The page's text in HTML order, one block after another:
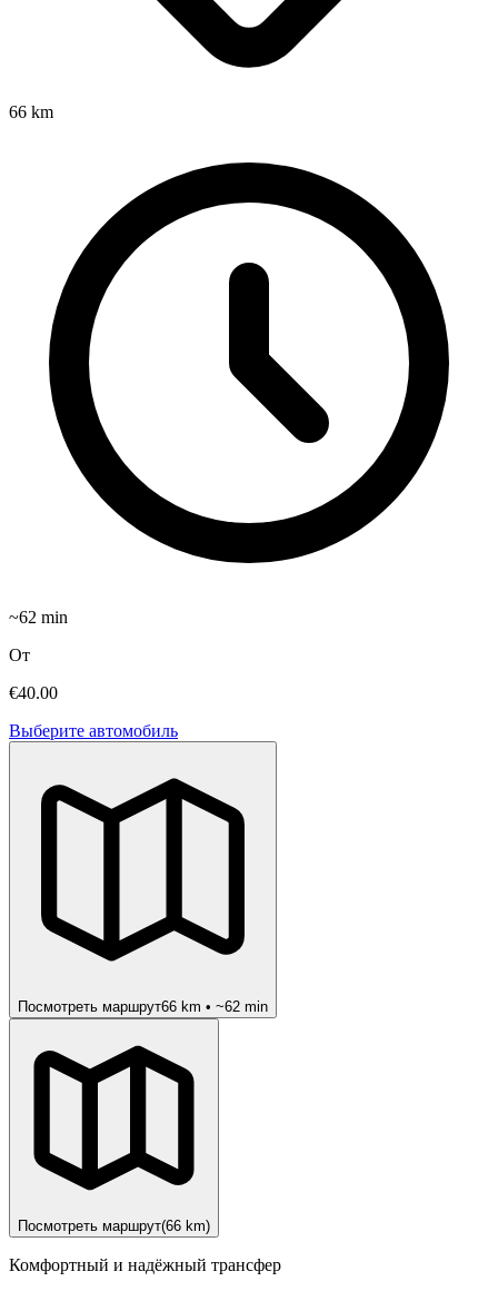
66 km
~62 min
От
€40.00
Выберите автомобиль
Посмотреть маршрут66 km • ~62 min
Посмотреть маршрут(66 km)
Комфортный и надёжный трансфер